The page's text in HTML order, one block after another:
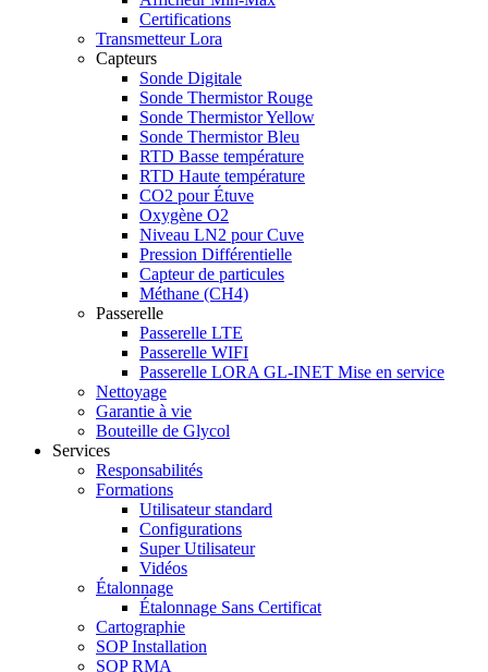
Certifications
Transmetteur Lora
Capteurs
Sonde Digitale
Sonde Thermistor Rouge
Sonde Thermistor Yellow
Sonde Thermistor Bleu
RTD Basse température
RTD Haute température
CO2 pour Étuve
Oxygène O2
Niveau LN2 pour Cuve
Pression Différentielle
Capteur de particules
Méthane (CH4)
Passerelle
Passerelle LTE
Passerelle WIFI
Passerelle LORA GL-INET Mise en service
Nettoyage
Garantie à vie
Bouteille de Glycol
Services
Responsabilités
Formations
Utilisateur standard
Configurations
Super Utilisateur
Vidéos
Étalonnage
Étalonnage Sans Certificat
Cartographie
SOP Installation
SOP RMA